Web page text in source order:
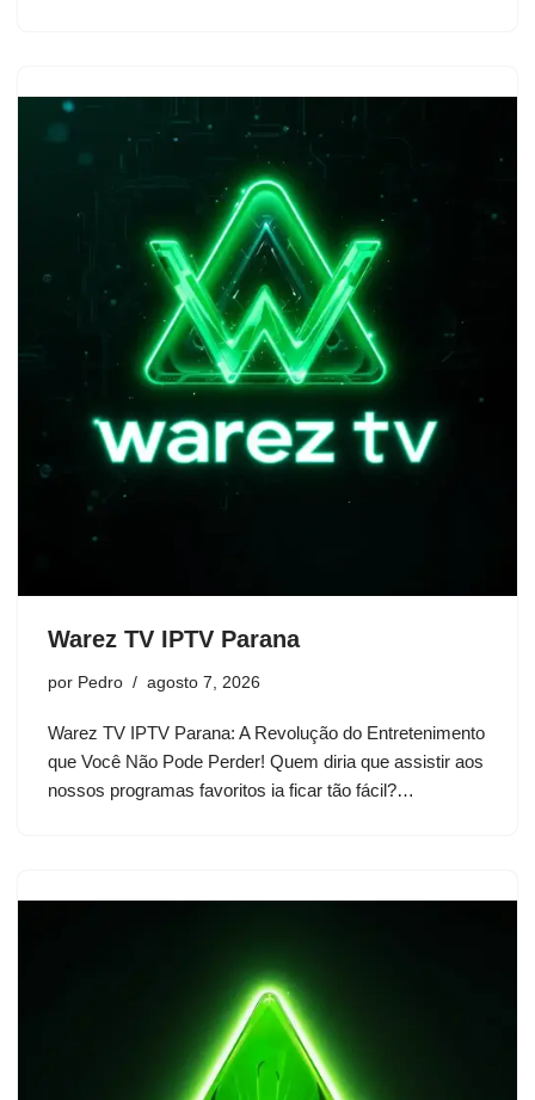
Warez TV IPTV Parana
por Pedro agosto 7, 2026
Warez TV IPTV Parana: A Revolução do Entretenimento
que Você Não Pode Perder! Quem diria que assistir aos
nossos programas favoritos ia ficar tão fácil?…